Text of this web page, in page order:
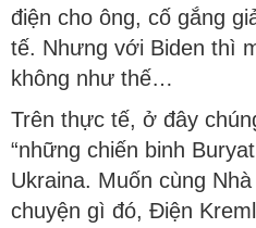
điện cho ông, cố gắng
tế. Nhưng với Biden thì
không như thế…
Trên thực tế, ở đây
“những chiến binh
Ukraina. Muốn cùng Nhà
chuyện gì đó, Điện